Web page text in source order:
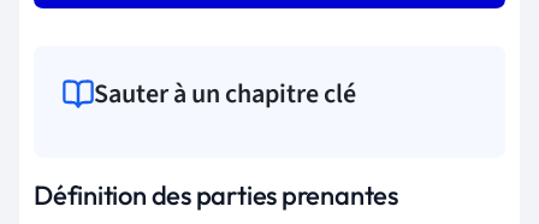
Sauter à un chapitre clé
Définition des parties prenantes